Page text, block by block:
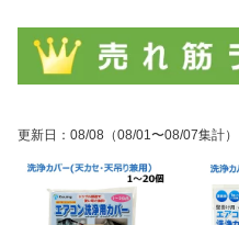
更新日 ： 08/08 （08/01〜08/07集計）